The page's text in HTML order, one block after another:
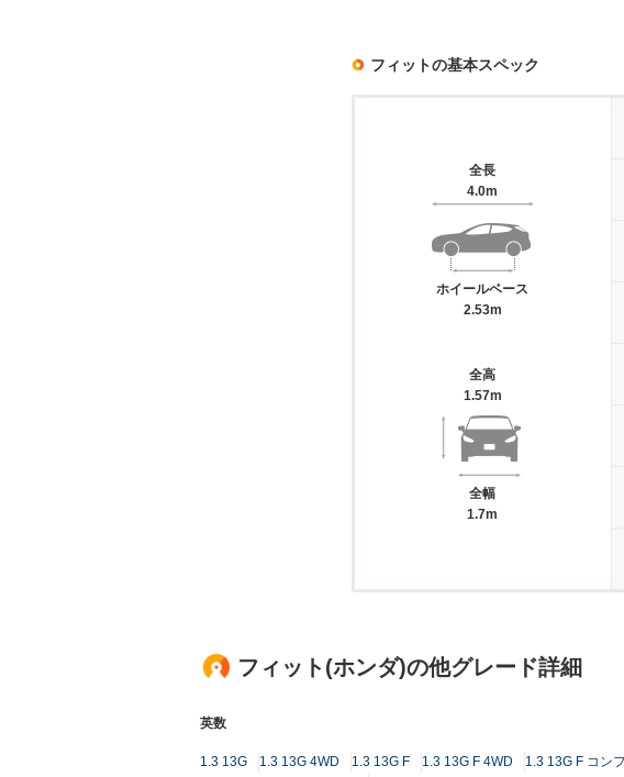
フィットの基本スペック
全長
4.0m
ホイールベース
2.53m
全高
1.57m
全幅
1.7m
フィット(ホンダ)の他グレード詳細
英数
1.3 13G 1.3 13G 4WD 1.3 13G F 1.3 13G F 4WD 1.3 13G F コン